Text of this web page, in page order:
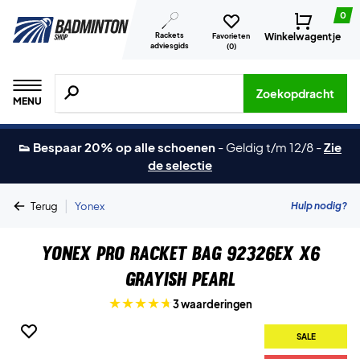
Rackets
adviesgids
Favorieten
(0)
0
Winkelwagentje
MENU
Zoeken naar producten, merken etc.
Zoekopdracht
👟 Bespaar 20% op alle schoenen - Geldig t/m 12/8 -Zie
de selectie
Terug | Yonex Hulp nodig?
Yonex Pro Racket Bag 92326EX X6
Grayish Pearl
3 waarderingen
SALE